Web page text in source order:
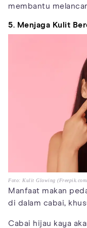
membantu
5. Menjaga Kulit
Foto: Kulit Glowing
Manfaat makan
di dalam cabai,
Cabai hijau kaya